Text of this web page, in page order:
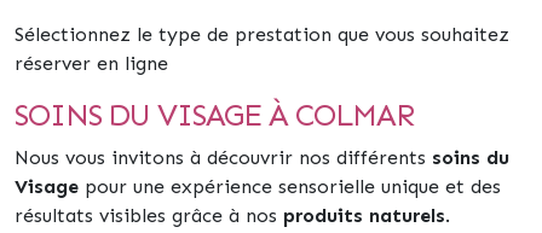
Sélectionnez le type de prestation que vous souhaitez
réserver en ligne
SOINS DU VISAGE À COLMAR
Nous vous invitons à découvrir nos différents soins du
Visage pour une expérience sensorielle unique et des
résultats visibles grâce à nos produits naturels.